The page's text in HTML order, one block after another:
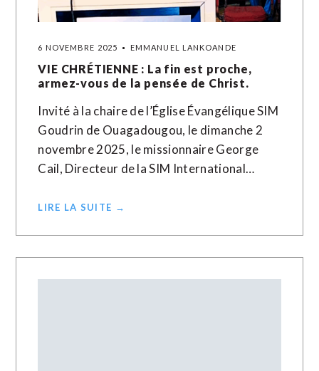
6 NOVEMBRE 2025 EMMANUEL LANKOANDE
VIE CHRÉTIENNE : La fin est proche,
armez-vous de la pensée de Christ.
Invité à la chaire de l’Église Évangélique SIM
Goudrin de Ouagadougou, le dimanche 2
novembre 2025, le missionnaire George
Cail, Directeur de la SIM International…
LIRE LA SUITE →